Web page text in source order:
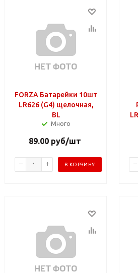
FORZA Батарейки 10шт
LR626 (G4) щелочная,
BL
Много
89.00 руб/шт
В КОРЗИНУ